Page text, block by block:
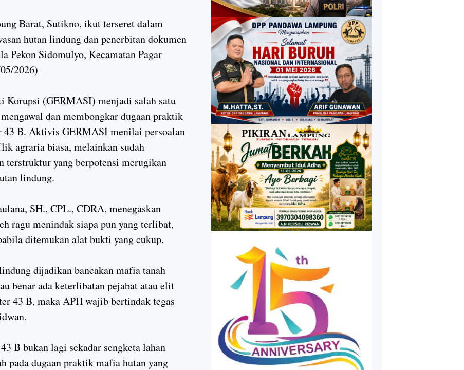
Barat, Sutikno, ikut terseret dalam
hutan lindung dan penerbitan dokumen
Pekon Sidomulyo, Kecamatan Pagar
2026)
Korupsi (GERMASI) menjadi salah satu
dan membongkar dugaan praktik
43 B. Aktivis GERMASI menilai persoalan
agraria biasa, melainkan sudah
terstruktur yang berpotensi merugikan
lindung.
SH., CPL., CDRA, menegaskan
ragu menindak siapa pun yang terlibat,
ditemukan alat bukti yang cukup.
dijadikan bancakan mafia tanah
benar ada keterlibatan pejabat atau elit
43 B, maka APH wajib bertindak tegas
B bukan lagi sekadar sengketa lahan
pada dugaan praktik mafia hutan yang